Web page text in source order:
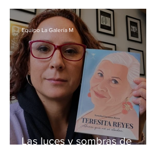
convocatoria más alta de
sus 17 años
Las luces y sombras de
Equipo La Galería M